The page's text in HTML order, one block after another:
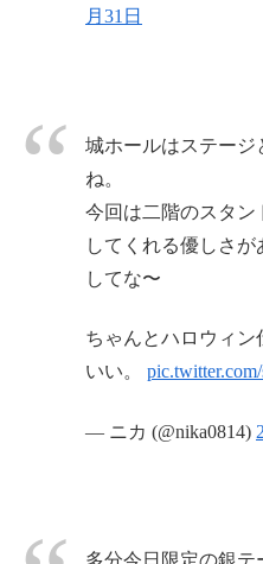
月31日
城ホールはステージ
ね。
今回は二階のスタン
してくれる優しさが
してな〜
ちゃんとハロウィ
いい。
— ニカ (@nika0814)
多分今日限定の銀テ